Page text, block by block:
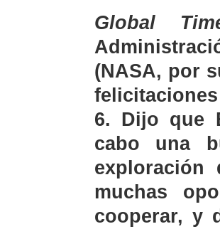
Global
(NASA, por
6. Dijo que
cabo una
muchas
cooperar, y